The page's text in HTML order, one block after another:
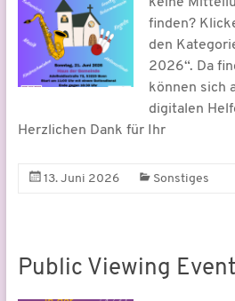
finden?
den
2026“. Da
können sich
digitalen
Herzlichen Dank für Ihr
13. Juni 2026 Sonstiges
Public Viewing Event